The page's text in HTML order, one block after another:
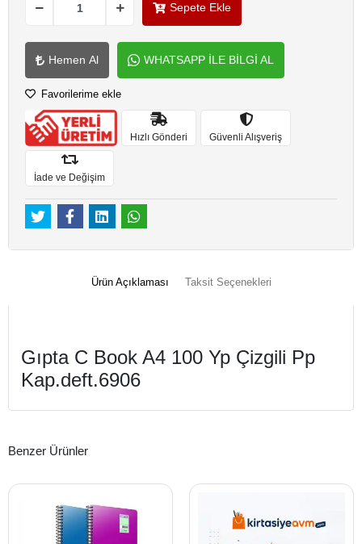
Sepete Ekle
Hemen Al WHATSAPP İLE BİLGİ AL
Favorilerime ekle
Hızlı Gönderi Güvenli Alışveriş
İade ve Değişim
Ürün Açıklaması Taksit Seçenekleri
Gıpta C Book A4 100 Yp Çizgili Pp
Kap.deft.6906
Benzer Ürünler